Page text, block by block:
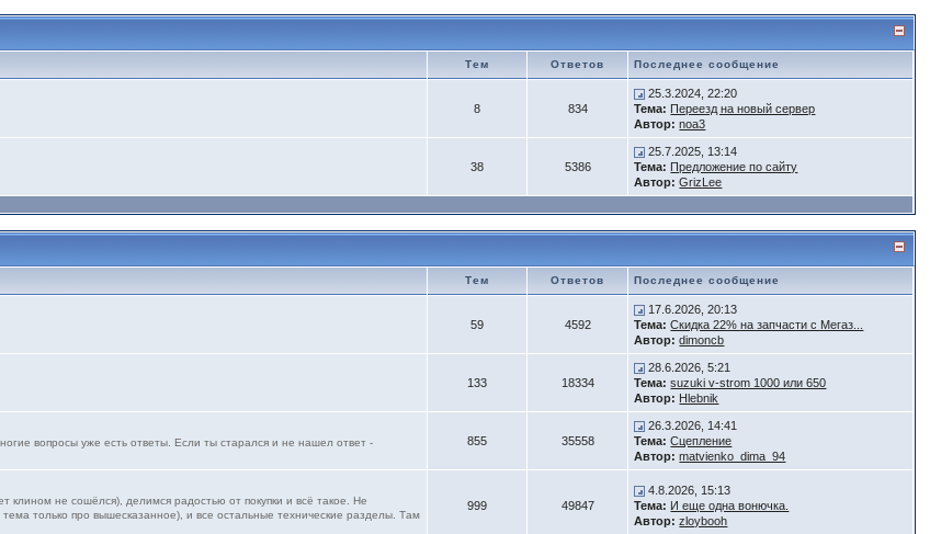
Тем Ответов Последнее сообщение
8 834
25.3.2024, 22:20
Тема: Переезд на новый сервер
Автор: noa3
38 5386
25.7.2025, 13:14
Тема: Предложение по сайту
Автор: GrizLee
Тем Ответов Последнее сообщение
59 4592
17.6.2026, 20:13
Тема: Скидка 22% на запчасти с Мегаз...
Автор: dimoncb
133 18334
28.6.2026, 5:21
Тема: suzuki v-strom 1000 или 650
Автор: Hlebnik
вопросы уже есть ответы. Если ты старался и не нашел ответ -
855 35558
26.3.2026, 14:41
Тема: Сцепление
Автор: matvienko_dima_94
не сошёлся), делимся радостью от покупки и всё такое. Не
только про вышесказанное), и все остальные технические разделы. Там
999 49847
4.8.2026, 15:13
Тема: И еще одна вонючка.
Автор: zloybooh